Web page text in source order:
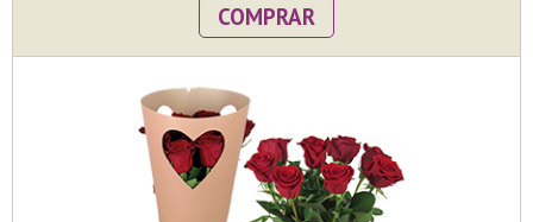
COMPRAR